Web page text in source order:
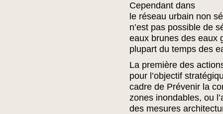
Cependant dans
le réseau urbain non
n’est pas possible de
eaux brunes des eaux
plupart du temps des
La première des
pour l’objectif
cadre de Prévenir la
zones inondables, ou
des mesures